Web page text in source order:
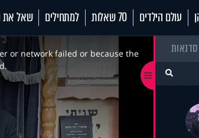
עולם הילדים 70 שאלות למתחילים שאל את
סדנאות
or network failed or because the